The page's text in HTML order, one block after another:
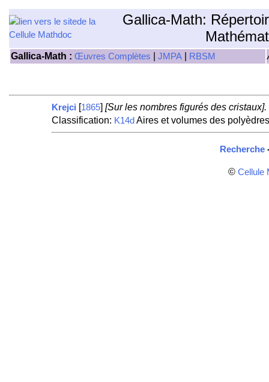
Gallica-Math:
Gallica-Math : Œuvres Complètes JMPA RBSM
Krejci [1865][Sur les nombres figurés des cristaux].
Classification: K14d Aires et volumes des
Recherche
© Cellule